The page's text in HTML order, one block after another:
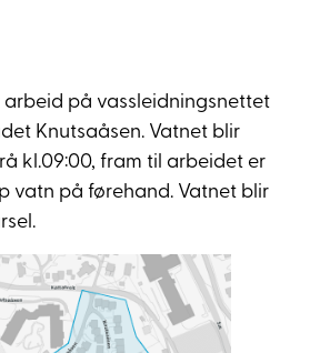
på vassleidningsnettet
Knutsaåsen. Vatnet blir
kl.09:00, fram til arbeidet er
vatn på førehand. Vatnet blir